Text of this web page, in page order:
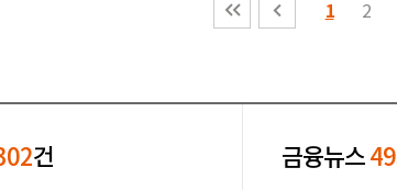
1 2
건 금융뉴스